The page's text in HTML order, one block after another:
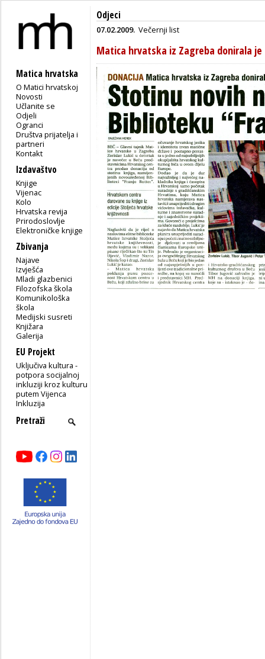
Matica hrvatska
O Matici hrvatskoj
Novosti
Učlanite se
Odjeli
Ogranci
Društva prijatelja i
partneri
Kontakt
Izdavaštvo
Knjige
Vijenac
Kolo
Hrvatska revija
Prirodoslovlje
Elektroničke knjige
Zbivanja
Najave
Izvješća
Mladi glazbenici
Filozofska škola
Komunikološka
škola
Medijski susreti
Knjižara
Galerija
EU Projekt
Uključiva kultura -
potpora socijalnoj
inkluziji kroz kulturu
putem Vijenca
Inkluzija
Odjeci
07.02.2009. Večernji list
Matica hrvatska iz Zagreba donirala